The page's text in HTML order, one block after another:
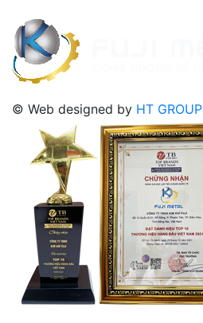
© Web designed by HT GROUP